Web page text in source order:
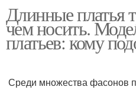
Длинные платья
чем носить.
платьев: кому
Среди множества фасонов